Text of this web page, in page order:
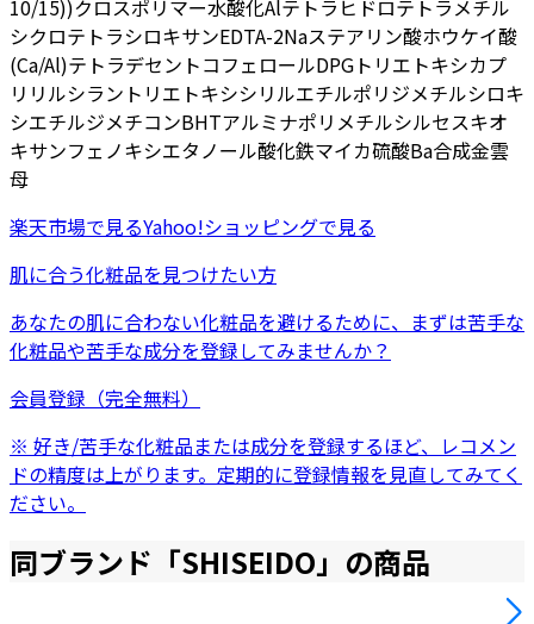
10/15))クロスポリマー水酸化Alテトラヒドロテトラメチル
シクロテトラシロキサンEDTA-2Naステアリン酸ホウケイ酸
(Ca/Al)テトラデセン トコフェロールDPG トリエトキシカプ
リリルシラン トリエトキシシリルエチルポリジメチルシロキ
シエチルジメチコンBHTアルミナポリメチルシルセスキオ
キサンフェノキシエタノール酸化鉄マイカ硫酸Ba合成金雲
母
楽天市場で見るYahoo!ショッピングで見る
肌に合う化粧品を見つけたい方
あなたの肌に合わない化粧品を避けるために、まずは苦手な
化粧品や苦手な成分を登録してみませんか？
会員登録（完全無料）
※ 好き/苦手な化粧品または成分を登録するほど、レコメン
ドの精度は上がります。定期的に登録情報を見直してみてく
ださい。
同ブランド「SHISEIDO」の商品